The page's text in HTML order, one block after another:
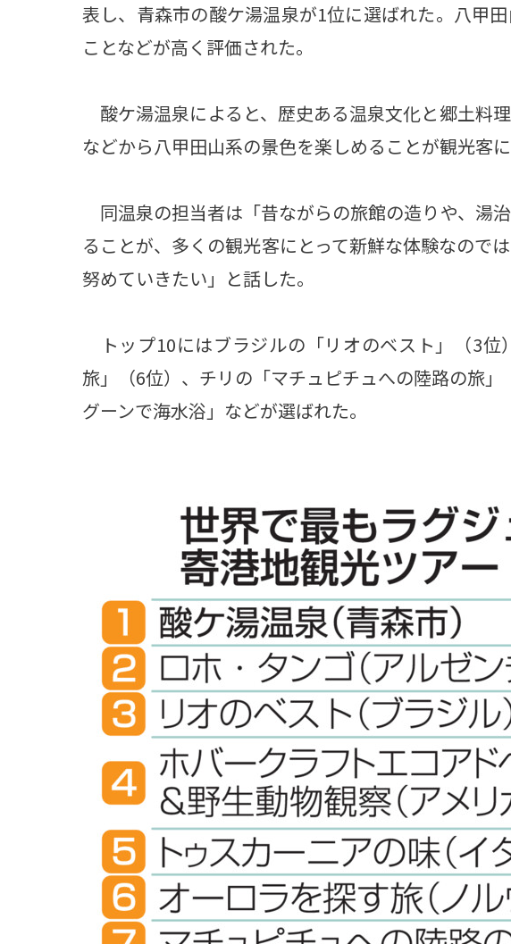
表し、青森市の酸ケ湯温泉が1位に選ばれた。八甲
ことなどが高く評価された。
酸ケ湯温泉によると、歴史ある温泉文化と郷土料
などから八甲田山系の景色を楽しめることが観光客に
同温泉の担当者は「昔ながらの旅館の造りや、湯
ることが、多くの観光客にとって新鮮な体験なので
努めていきたい」と話した。
トップ10にはブラジルの「リオのベスト」（3位
旅」（6位）、チリの「マチュピチュへの陸路の旅
グーンで海水浴」などが選ばれた。